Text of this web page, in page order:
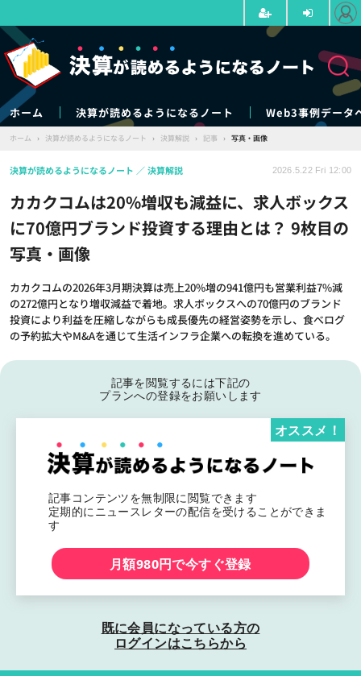
ホーム 決算が読めるようになるノート Web3事例データ
ホーム › 決算が読めるようになるノート › 決算解説 › 記事 › 写真・画像
カカクコムは20%増収も減益に、求人ボックス
に70億円ブランド投資する理由とは？ 9枚目の
写真・画像
カカクコムの2026年3月期決算は売上20%増の941億円も営業利益7%減
の272億円となり増収減益で着地。求人ボックスへの70億円のブランド
投資により利益を圧縮しながらも成長優先の経営姿勢を示し、食べログ
の予約拡大やM&Aを通じて生活インフラ企業への転換を進めている。
決算が読めるようになるノート 決算解説 2026.5.22 Fri 12:00
記事を閲覧するには下記の
プランへの登録をお願いします
記事コンテンツを無制限に閲覧できます
定期的にニュースレターの配信を受けることができま
す
オススメ！
月額980円で今すぐ登録
既に会員になっている方の
ログインはこちらから